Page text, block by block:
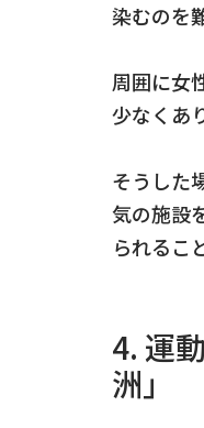
染むのを
周囲に女
少なくあ
そうした
気の施設
られるこ
4. 運
洲」